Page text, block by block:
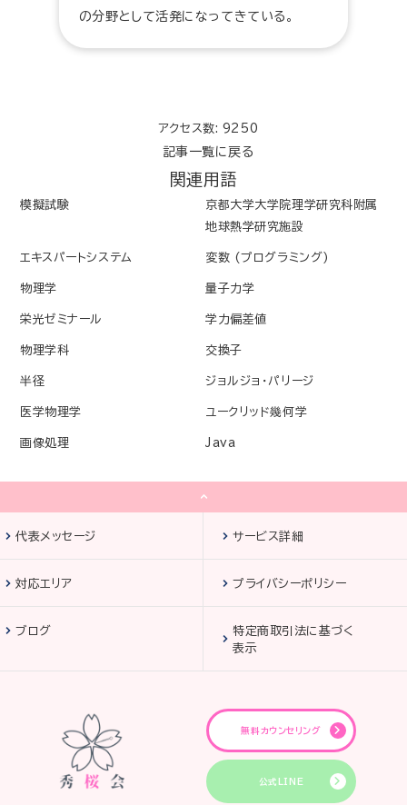
の分野として活発になってきている。
アクセス数: 9250
記事一覧に戻る
関連用語
模擬試験
京都大学大学院理学研究科附属
地球熱学研究施設
エキスパートシステム 変数 (プログラミング)
物理学 量子力学
栄光ゼミナール 学力偏差値
物理学科 交換子
半径 ジョルジョ・パリージ
医学物理学 ユークリッド幾何学
画像処理 Java
代表メッセージ サービス詳細
対応エリア プライバシーポリシー
ブログ
特定商取引法に基づく
表示
無料カウンセリング
公式LINE